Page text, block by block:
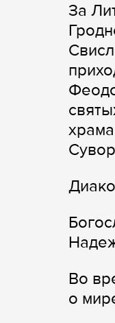
За
Во
о